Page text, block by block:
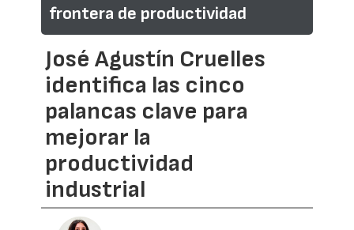
frontera de productividad
José Agustín Cruelles
identifica las cinco
palancas clave para
mejorar la
productividad
industrial